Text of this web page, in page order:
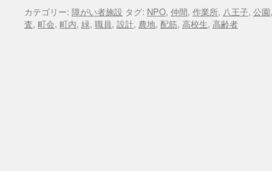
カテゴリー: 障がい者施設 タグ: NPO, 仲間, 作業所, 八王子, 公園
査, 町会, 町内, 緑, 職員, 設計, 農地, 配筋, 高校生, 高齢者